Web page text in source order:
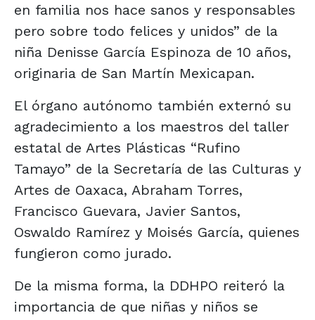
en familia nos hace sanos y responsables
pero sobre todo felices y unidos” de la
niña Denisse García Espinoza de 10 años,
originaria de San Martín Mexicapan.
El órgano autónomo también externó su
agradecimiento a los maestros del taller
estatal de Artes Plásticas “Rufino
Tamayo” de la Secretaría de las Culturas y
Artes de Oaxaca, Abraham Torres,
Francisco Guevara, Javier Santos,
Oswaldo Ramírez y Moisés García, quienes
fungieron como jurado.
De la misma forma, la DDHPO reiteró la
importancia de que niñas y niños se